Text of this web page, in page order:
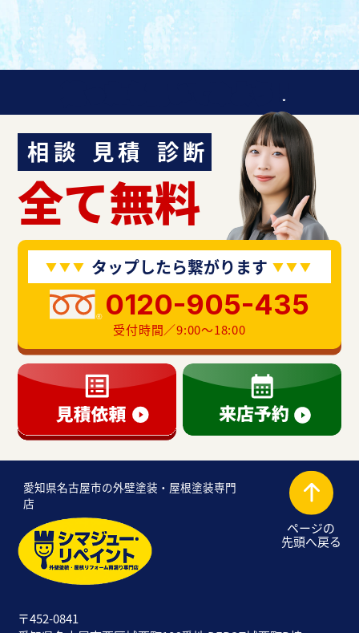
迷ったら聞いてみよう！
相談 見積 診断
全て無料
タップしたら繋がります
0120-905-435
受付時間／9:00〜18:00
ページの
先頭へ戻る
愛知県名古屋市の外壁塗装・屋根塗装専門
店
〒452-0841